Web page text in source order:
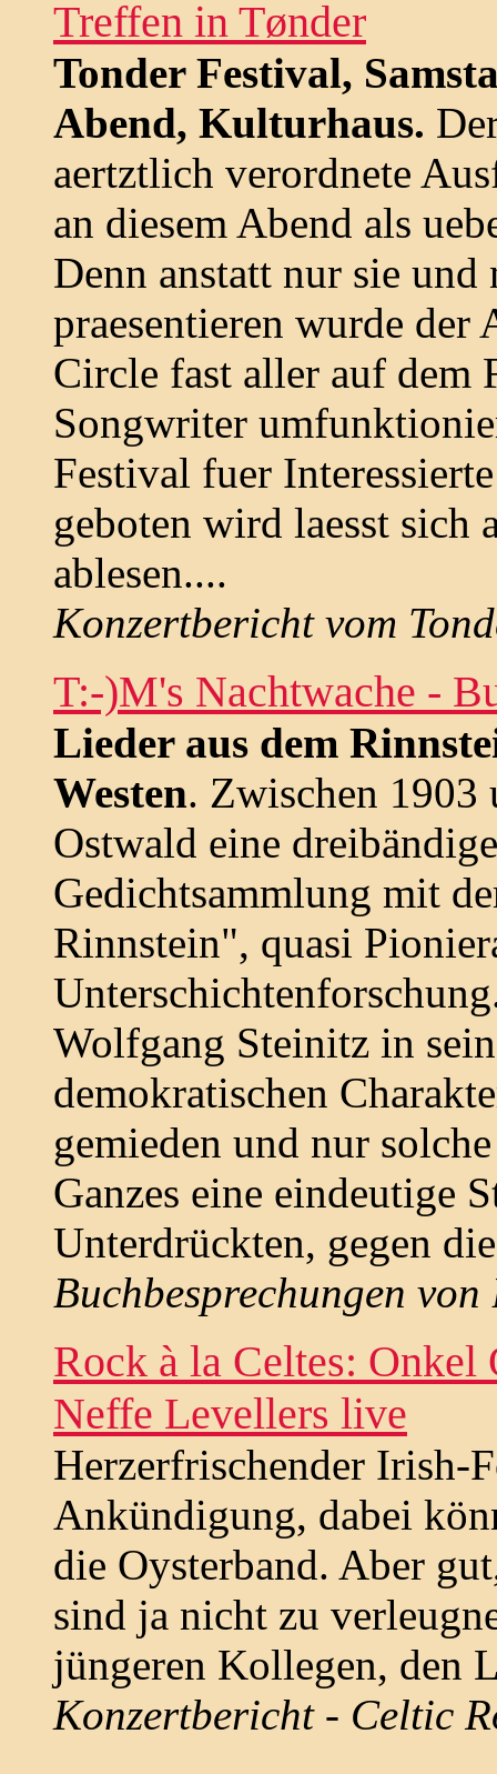
Treffen in Tønder
Tonder Festival,
Abend, Kulturhaus.
aertztlich verordnete
an diesem Abend als
Denn anstatt nur sie
praesentieren wurde der
Circle fast aller auf dem
Songwriter
Festival fuer
geboten wird laesst sich
ablesen....
Konzertbericht vom
T:-)M's Nachtwache -
Lieder aus dem
Westen. Zwischen 1903
Ostwald eine
Gedichtsammlung mit
Rinnstein", quasi
Wolfgang Steinitz in
demokratischen
gemieden und nur
Ganzes eine eindeutige
Unterdrückten, gegen
Buchbesprechungen
Rock à la Celtes: Onkel
Neffe Levellers live
Herzerfrischender Irish-
Ankündigung, dabei
die Oysterband. Aber
sind ja nicht zu
jüngeren Kollegen, den
Konzertbericht - Celtic